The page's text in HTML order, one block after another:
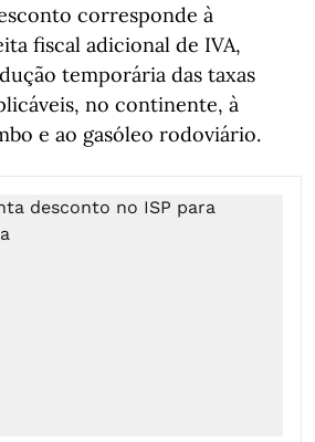
corresponde à
fiscal adicional de IVA,
temporária das taxas
no continente, à
e ao gasóleo rodoviário.